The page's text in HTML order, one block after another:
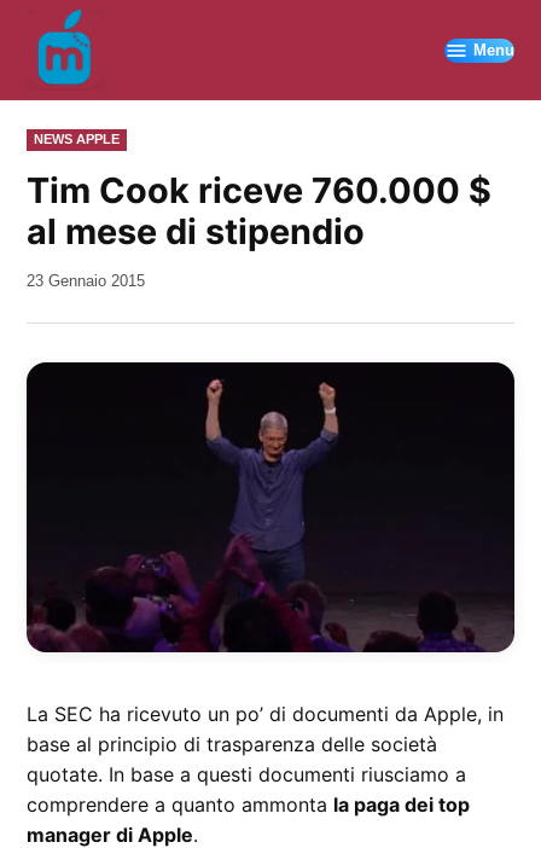
contenuto
Menu
PUBBLICATO
IN
NEWS APPLE
Tim Cook riceve 760.000 $
al mese di stipendio
da
23 Gennaio 2015
La SEC ha ricevuto un po’ di documenti da Apple, in
base al principio di trasparenza delle società
quotate. In base a questi documenti riusciamo a
comprendere a quanto ammonta la paga dei top
manager di Apple.